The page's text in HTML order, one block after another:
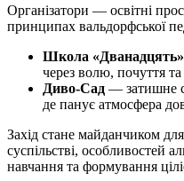
Організатори — освітні
принципах вальдорфської
Школа «Дванадцять»
через волю, почуття
Диво-Сад — затишне
де панує атмосфера
Захід стане майданчиком
суспільстві, особливостей
навчання та формування